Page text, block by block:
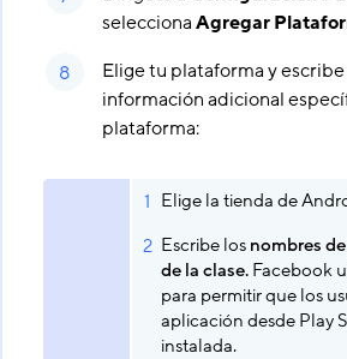
seleccionaAgregar
Elige tu plataforma y escribe
información adicional
plataforma:
Elige la tienda de
Escribe los nombres
de la clase.Facebook
para permitir que los
aplicación desde Play
instalada.